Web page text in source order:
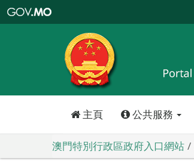
特
政
區
政
口
主頁 公共服務
澳門特別行政區政府入口網站